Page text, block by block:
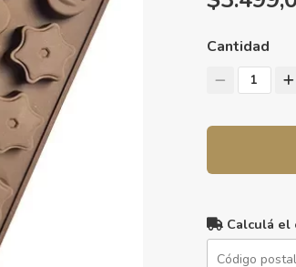
Cantidad
1
Calculá el